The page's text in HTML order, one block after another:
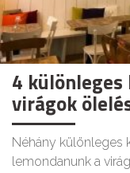
4
virágok
Néhány különleges
lemondanunk a